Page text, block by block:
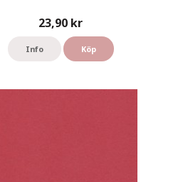
23,90 kr
Info Köp